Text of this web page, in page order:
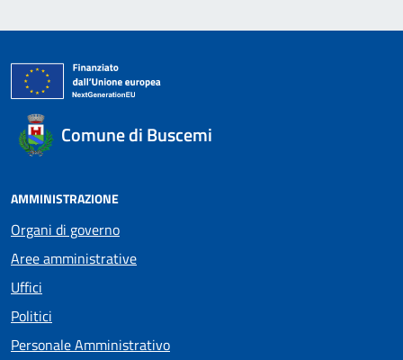
Comune di Buscemi
AMMINISTRAZIONE
Organi di governo
Aree amministrative
Uffici
Politici
Personale Amministrativo